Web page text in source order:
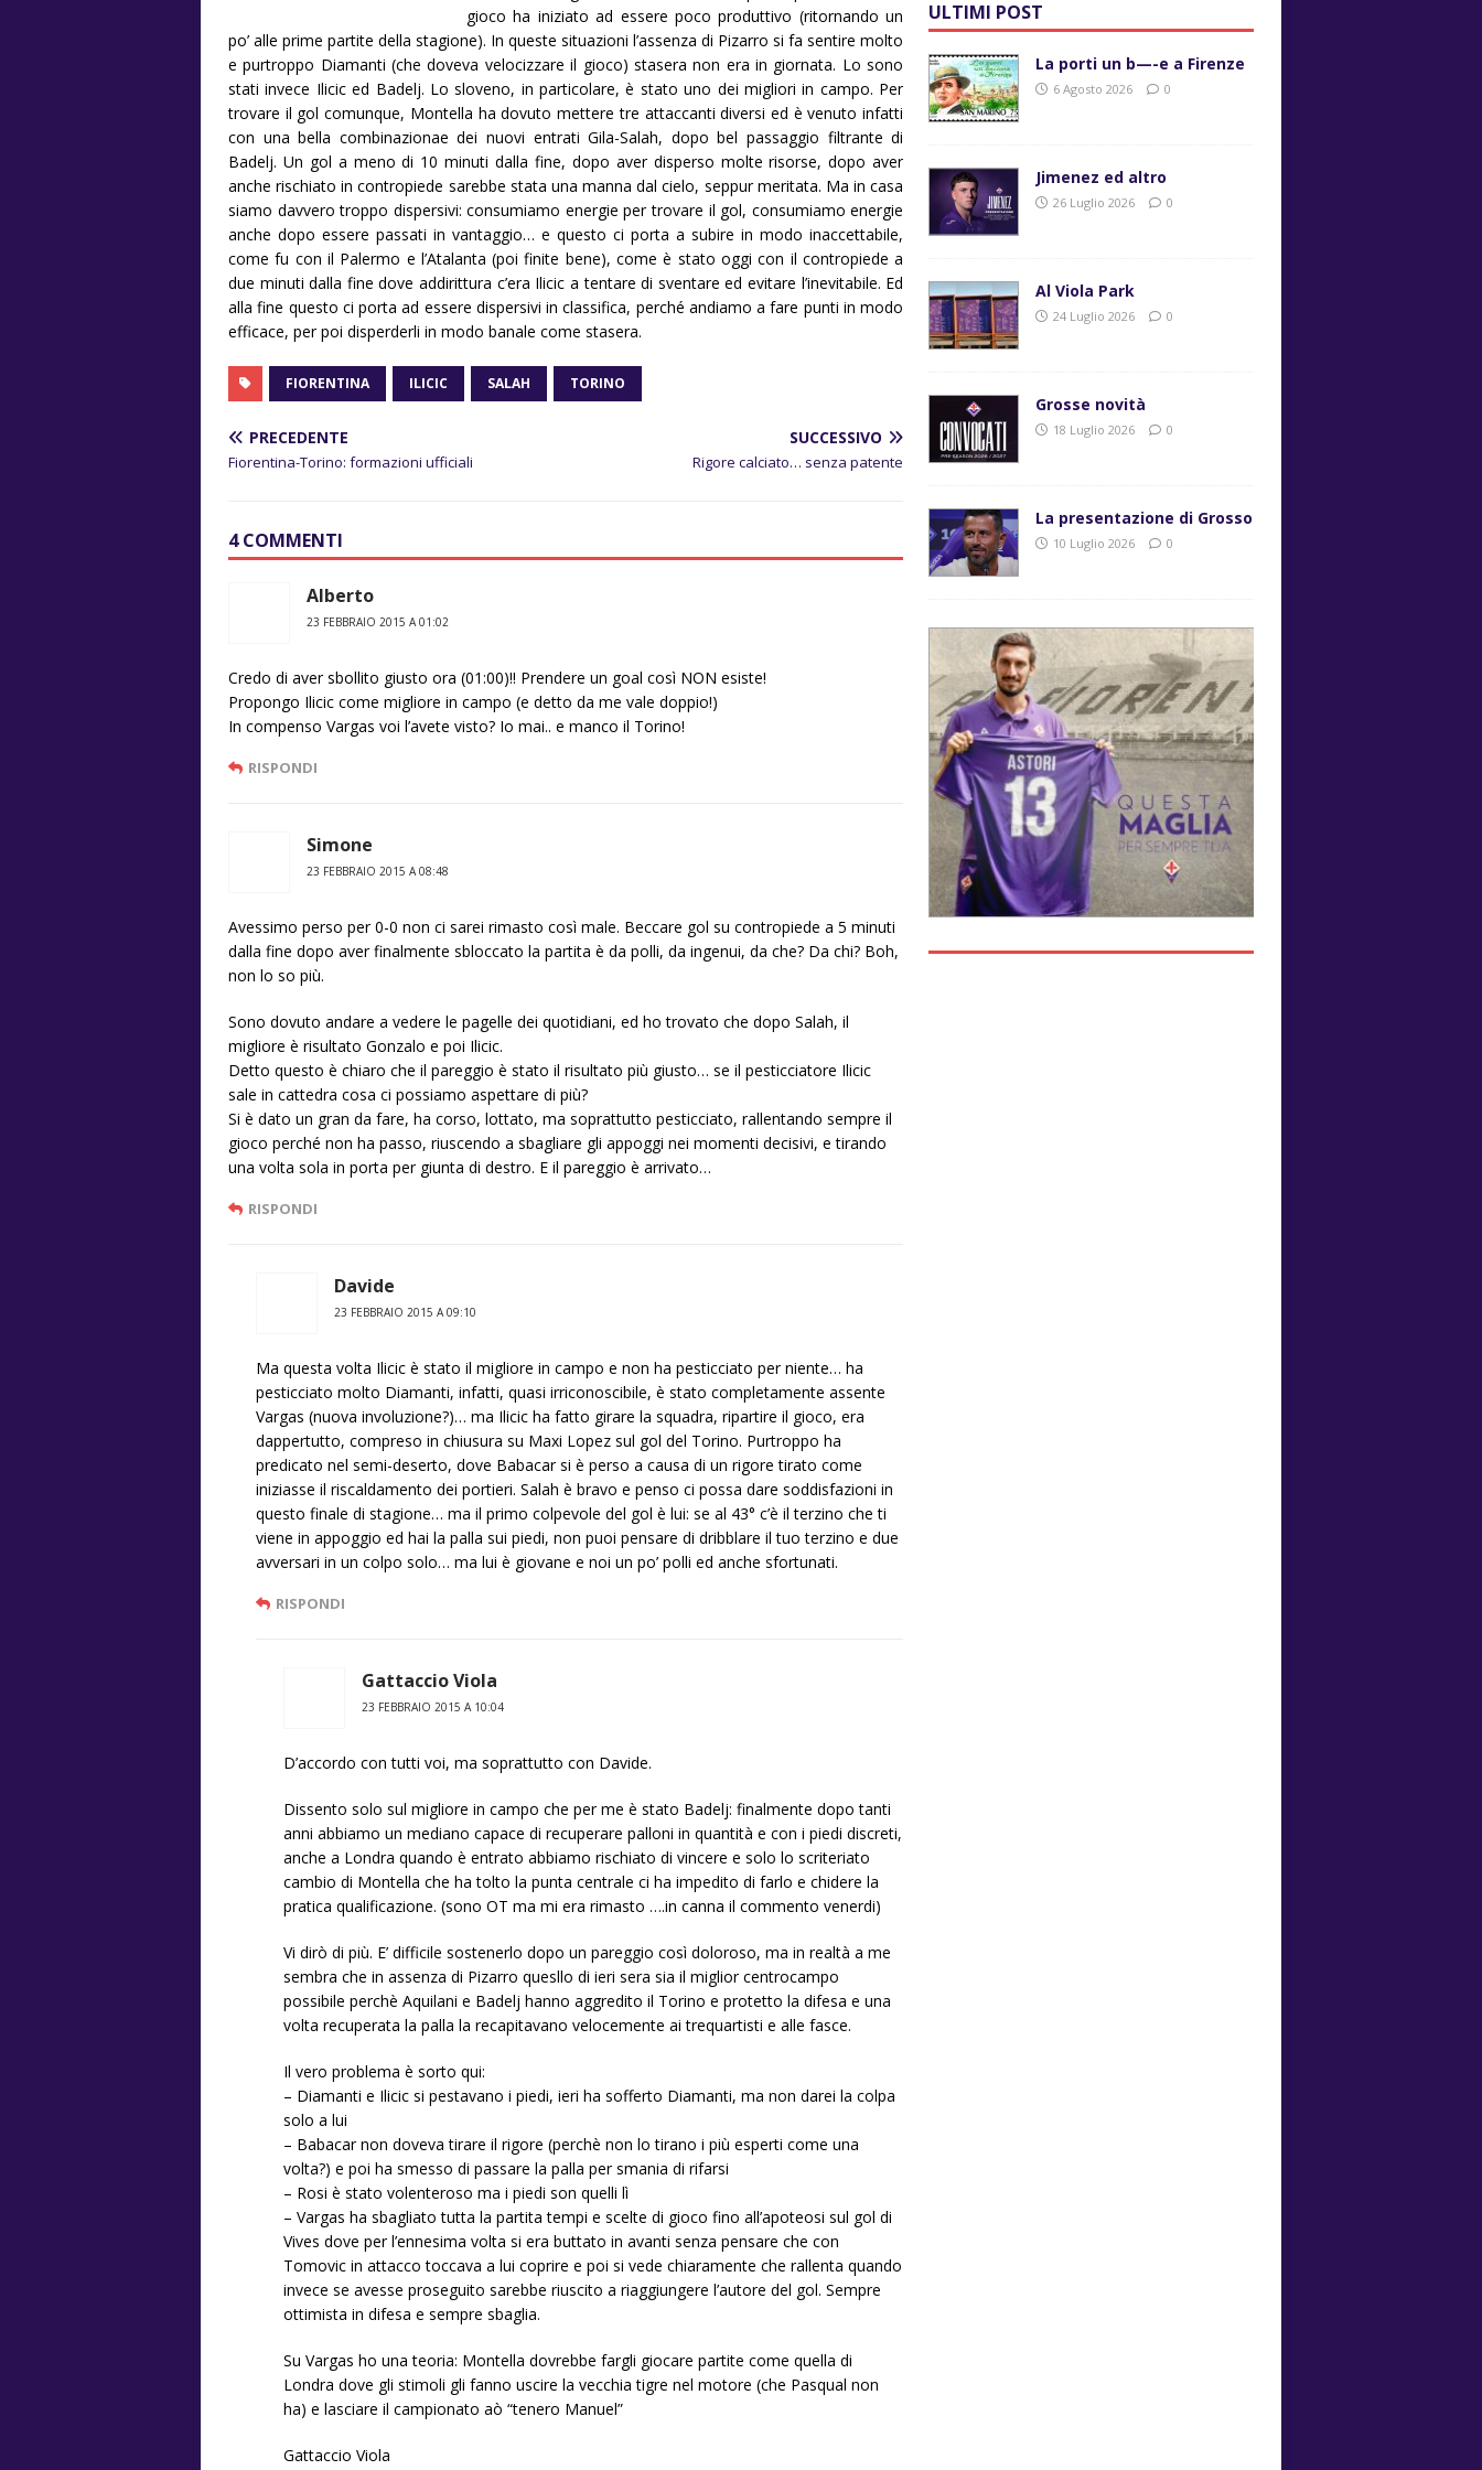
gioco ha iniziato ad essere poco produttivo (ritornando un
po’ alle prime partite della stagione). In queste situazioni l’assenza di Pizarro si fa sentire molto
e purtroppo Diamanti (che doveva velocizzare il gioco) stasera non era in giornata. Lo sono
stati invece Ilicic ed Badelj. Lo sloveno, in particolare, è stato uno dei migliori in campo. Per
trovare il gol comunque, Montella ha dovuto mettere tre attaccanti diversi ed è venuto infatti
con una bella combinazionae dei nuovi entrati Gila-Salah, dopo bel passaggio filtrante di
Badelj. Un gol a meno di 10 minuti dalla fine, dopo aver disperso molte risorse, dopo aver
anche rischiato in contropiede sarebbe stata una manna dal cielo, seppur meritata. Ma in casa
siamo davvero troppo dispersivi: consumiamo energie per trovare il gol, consumiamo energie
anche dopo essere passati in vantaggio… e questo ci porta a subire in modo inaccettabile,
come fu con il Palermo e l’Atalanta (poi finite bene), come è stato oggi con il contropiede a
due minuti dalla fine dove addirittura c’era Ilicic a tentare di sventare ed evitare l’inevitabile. Ed
alla fine questo ci porta ad essere dispersivi in classifica, perché andiamo a fare punti in modo
efficace, per poi disperderli in modo banale come stasera.
FIORENTINA ILICIC SALAH TORINO
PRECEDENTE
Fiorentina-Torino: formazioni ufficiali
SUCCESSIVO
Rigore calciato… senza patente
4 COMMENTI
Alberto
23 FEBBRAIO 2015 A 01:02
Credo di aver sbollito giusto ora (01:00)!! Prendere un goal così NON esiste!
Propongo Ilicic come migliore in campo (e detto da me vale doppio!)
In compenso Vargas voi l’avete visto? Io mai.. e manco il Torino!
RISPONDI
Simone
23 FEBBRAIO 2015 A 08:48
Avessimo perso per 0-0 non ci sarei rimasto così male. Beccare gol su contropiede a 5 minuti
dalla fine dopo aver finalmente sbloccato la partita è da polli, da ingenui, da che? Da chi? Boh,
non lo so più.
Sono dovuto andare a vedere le pagelle dei quotidiani, ed ho trovato che dopo Salah, il
migliore è risultato Gonzalo e poi Ilicic.
Detto questo è chiaro che il pareggio è stato il risultato più giusto… se il pesticciatore Ilicic
sale in cattedra cosa ci possiamo aspettare di più?
Si è dato un gran da fare, ha corso, lottato, ma soprattutto pesticciato, rallentando sempre il
gioco perché non ha passo, riuscendo a sbagliare gli appoggi nei momenti decisivi, e tirando
una volta sola in porta per giunta di destro. E il pareggio è arrivato…
RISPONDI
Davide
23 FEBBRAIO 2015 A 09:10
Ma questa volta Ilicic è stato il migliore in campo e non ha pesticciato per niente… ha
pesticciato molto Diamanti, infatti, quasi irriconoscibile, è stato completamente assente
Vargas (nuova involuzione?)… ma Ilicic ha fatto girare la squadra, ripartire il gioco, era
dappertutto, compreso in chiusura su Maxi Lopez sul gol del Torino. Purtroppo ha
predicato nel semi-deserto, dove Babacar si è perso a causa di un rigore tirato come
iniziasse il riscaldamento dei portieri. Salah è bravo e penso ci possa dare soddisfazioni in
questo finale di stagione… ma il primo colpevole del gol è lui: se al 43° c’è il terzino che ti
viene in appoggio ed hai la palla sui piedi, non puoi pensare di dribblare il tuo terzino e due
avversari in un colpo solo… ma lui è giovane e noi un po’ polli ed anche sfortunati.
RISPONDI
Gattaccio Viola
23 FEBBRAIO 2015 A 10:04
D’accordo con tutti voi, ma soprattutto con Davide.
Dissento solo sul migliore in campo che per me è stato Badelj: finalmente dopo tanti
anni abbiamo un mediano capace di recuperare palloni in quantità e con i piedi discreti,
anche a Londra quando è entrato abbiamo rischiato di vincere e solo lo scriteriato
cambio di Montella che ha tolto la punta centrale ci ha impedito di farlo e chidere la
pratica qualificazione. (sono OT ma mi era rimasto ….in canna il commento venerdi)
Vi dirò di più. E’ difficile sostenerlo dopo un pareggio così doloroso, ma in realtà a me
sembra che in assenza di Pizarro quesllo di ieri sera sia il miglior centrocampo
possibile perchè Aquilani e Badelj hanno aggredito il Torino e protetto la difesa e una
volta recuperata la palla la recapitavano velocemente ai trequartisti e alle fasce.
Il vero problema è sorto qui:
– Diamanti e Ilicic si pestavano i piedi, ieri ha sofferto Diamanti, ma non darei la colpa
solo a lui
– Babacar non doveva tirare il rigore (perchè non lo tirano i più esperti come una
volta?) e poi ha smesso di passare la palla per smania di rifarsi
– Rosi è stato volenteroso ma i piedi son quelli lì
– Vargas ha sbagliato tutta la partita tempi e scelte di gioco fino all’apoteosi sul gol di
Vives dove per l’ennesima volta si era buttato in avanti senza pensare che con
Tomovic in attacco toccava a lui coprire e poi si vede chiaramente che rallenta quando
invece se avesse proseguito sarebbe riuscito a riaggiungere l’autore del gol. Sempre
ottimista in difesa e sempre sbaglia.
Su Vargas ho una teoria: Montella dovrebbe fargli giocare partite come quella di
Londra dove gli stimoli gli fanno uscire la vecchia tigre nel motore (che Pasqual non
ha) e lasciare il campionato aò “tenero Manuel”
Gattaccio Viola
ULTIMI POST
La porti un b—-e a Firenze
6 Agosto 2026 0
Jimenez ed altro
26 Luglio 2026 0
Al Viola Park
24 Luglio 2026 0
Grosse novità
18 Luglio 2026 0
La presentazione di Grosso
10 Luglio 2026 0